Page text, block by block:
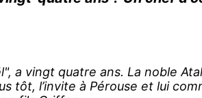
a vingt quatre ans. La noble
tôt, l’invite à Pérouse et lui